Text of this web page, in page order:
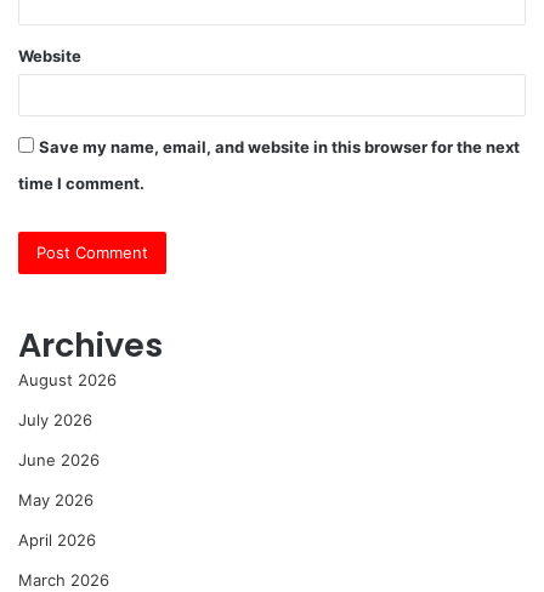
Website
Save my name, email, and website in this browser for the next
time I comment.
Archives
August 2026
July 2026
June 2026
May 2026
April 2026
March 2026